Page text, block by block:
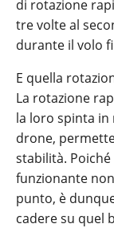
di rotazione
tre volte al
durante il volo
E quella
La rotazione
la loro spinta
drone,
stabilità.
funzionante
punto, è
cadere su quel